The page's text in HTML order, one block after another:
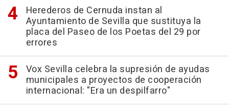
Herederos de Cernuda instan al
Ayuntamiento de Sevilla que sustituya la
placa del Paseo de los Poetas del 29 por
errores
Vox Sevilla celebra la supresión de ayudas
municipales a proyectos de cooperación
internacional: "Era un despilfarro"